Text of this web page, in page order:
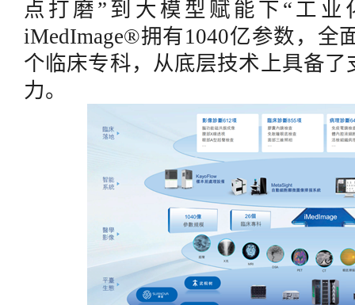
点打磨”到大模型赋能下“工
iMedImage®拥有1040亿参数，全
个临床专科，从底层技术上具备
力。